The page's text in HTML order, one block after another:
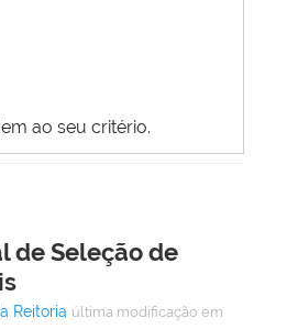
ao seu critério.
de Seleção de
Reitoria última modificação em